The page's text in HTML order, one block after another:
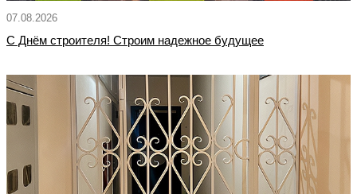
07.08.2026
С Днём строителя! Строим надежное будущее